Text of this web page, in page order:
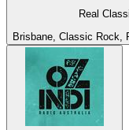
Real
Brisbane, Classic Rock,